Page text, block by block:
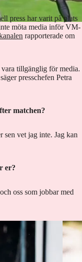
press har varit på plats
möta media inför VM-
rapporterade om
tillgänglig för media.
presschefen Petra
matchen?
sen vet jag inte. Jag kan
er?
oss som jobbar med
landslaget. Foto: Robin